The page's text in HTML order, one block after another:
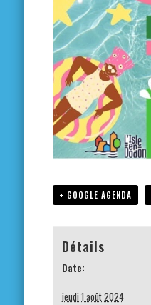
+ GOOGLE AGENDA
Détails
Date:
jeudi 1 août 2024